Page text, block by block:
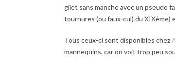
gilet sans manche avec un pseudo
tournures (ou faux-cul) du XIXème)
Tous ceux-ci sont disponibles chez
mannequins, car on voit trop peu